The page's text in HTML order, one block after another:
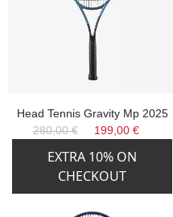
Head Tennis Gravity Mp 2025
280,00 €
199,00 €
EXTRA 10% ON
CHECKOUT